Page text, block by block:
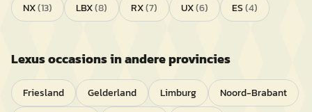
NX(13) LBX(8) RX(7) UX(6) ES(4)
Lexusoccasions in andere provincies
Friesland Gelderland Limburg
Noord-Brabant